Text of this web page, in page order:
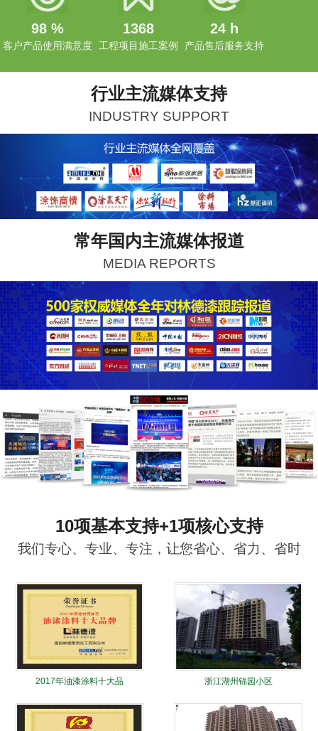
98 %
客户产品使用满意度
1368
工程项目施工案例
24 h
产品售后服务支持
行业主流媒体支持
INDUSTRY SUPPORT
常年国内主流媒体报道
MEDIA REPORTS
10项基本支持+1项核心支持
我们专心、专业、专注，让您省心、省力、省时
2017年油漆涂料十大品
牌
浙江湖州锦园小区